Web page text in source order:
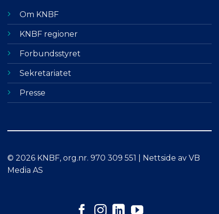
Om KNBF
KNBF regioner
Forbundsstyret
Sekretariatet
Presse
© 2026 KNBF, org.nr. 970 309 551 | Nettside av VB
Media AS